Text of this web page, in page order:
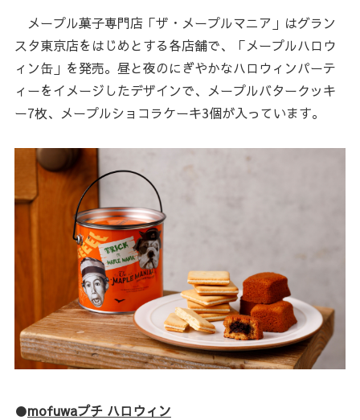
メープル菓子専門店「ザ・メープルマニア」はグラン
スタ東京店をはじめとする各店舗で、「メープルハロウ
ィン缶」を発売。昼と夜のにぎやかなハロウィンパーテ
ィーをイメージしたデザインで、メープルバタークッキ
ー7枚、メープルショコラケーキ3個が入っています。
●mofuwaプチ ハロウィン